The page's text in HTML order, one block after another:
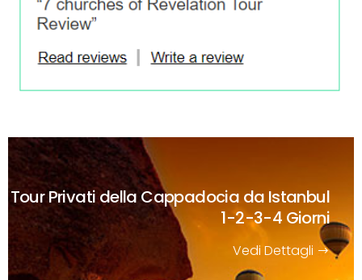
Tour Privati della Cappadocia da Istanbul
1-2-3-4 Giorni
Vedi Dettagli